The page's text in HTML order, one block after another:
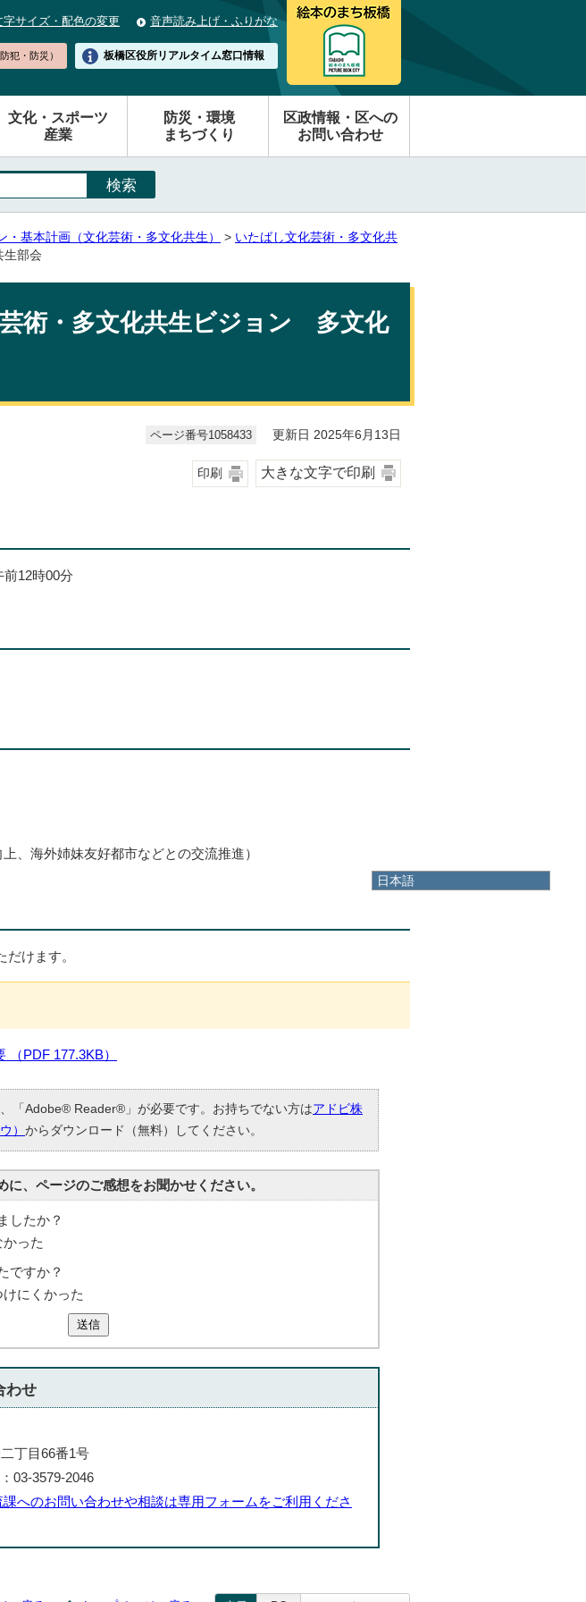
字サイズ・配色の変更 音声読み上げ・ふりがな
犯・防災） 板橋区役所リアルタイム窓口情報
日本語
文化・スポーツ
産業
防災・環境
まちづくり
区政情報・区への
お問い合わせ
・基本計画（文化芸術・多文化共生） > いたばし文化芸術・多文化共
部会
術・多文化共生ビジョン 多文化
ページ番号1058433 更新日 2025年6月13日
印刷 大きな文字で印刷
12時00分
、海外姉妹友好都市などとの交流推進）
けます。
PDF 177.3KB）
「Adobe® Reader®」が必要です。お持ちでない方はアドビ株
） からダウンロード（無料）してください。
、ページのご感想をお聞かせください。
したか？
った
ですか？
けにくかった
送信
わせ
丁目66番1号
03-3579-2046
へのお問い合わせや相談は専用フォームをご利用くださ